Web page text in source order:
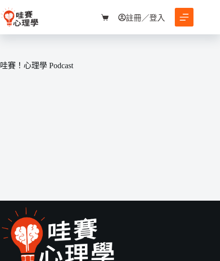
至
容
購
物
註冊／登入
哇賽！心理學 Podcast